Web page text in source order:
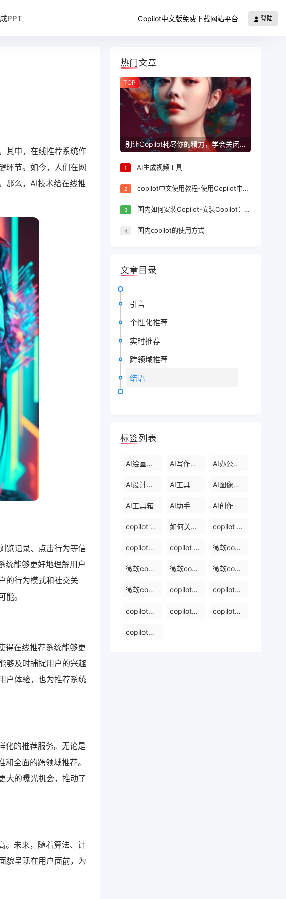
PPT Copilot中文版免费下载网站平台 登陆
其中，在线推荐系统作
环节。如今，人们在网
那么，AI技术给在线推
览记录、点击行为等信
统能够更好地理解用户
的行为模式和社交关
。
得在线推荐系统能够更
够及时捕捉用户的兴趣
户体验，也为推荐系统
化的推荐服务。无论是
全面的跨领域推荐。
大的曝光机会，推动了
。未来，随着算法、计
貌呈现在用户面前，为
热门文章
TOP
别让Copilot耗尽你的精力，学会关闭它
1 AI生成视频工具
2 copilot中文使用教程-使用Copilot中文：快速上手指南
3 国内如何安装Copilot-安装Copilot：国内详细安装指南
4 国内copilot的使用方式
文章目录
引言
个性化推荐
实时推荐
跨领域推荐
结语
标签列表
AI绘画工具 AI写作工具 AI办公工具
AI设计工具 AI工具 AI图像处理
AI工具箱 AI助手 AI创作
copilot 中文版 如何关闭windows 中的 copilot copilot 官网下载
copilot的官方网站 copilot 中文 微软copilot登录
微软copilot官网 微软copilot免费在线 微软copilot下载官网
微软copilot官网免费在线 copilot免费版 copilot官网下载
copilot官网入口 copilot写报告镜像 copilot写报告免费软件排名
copilot写报告免费在线